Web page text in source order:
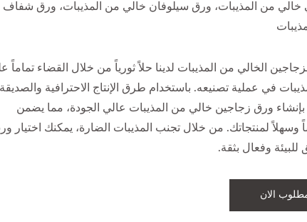
من المذيبات، ورق سيلوفان خالي من المذيبات، ورق شفاف
الخالي من المذيبات لدينا حلاً ثورياً من خلال القضاء تماماً
في عملية تصنيعه. باستخدام طرق الإنتاج الاحترافية
بإنشاء ورق زجاجين خالي من المذيبات عالي الجودة، مما يضمن
وسهلاً لمنتجاتك. من خلال تجنب المذيبات الضارة، يمكنك اختيار
وفعال بثقة.
الان